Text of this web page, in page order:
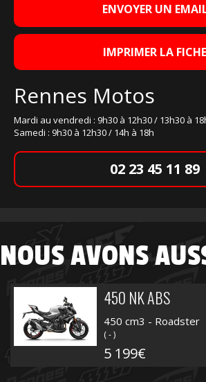
ENVOYER UN
IMPRIMER LA FICHE
Rennes Motos
Mardi au vendredi : 9h30 à 12h30 / 13h30 à
Samedi : 9h30 à 12h30 / 14h à 18h
02 23 45 11 89
NOUS AVONS
450 NK ABS
450 cm3 - Roadster
( - )
5 199€